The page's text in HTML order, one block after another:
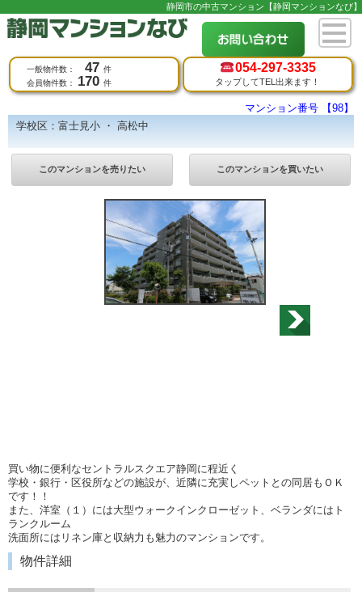
静岡市の中古マンション【静岡マンションなび】
一般物件数： 47 件
会員物件数：
170 件
054-297-3335
タップしてTEL出来ます！
マンション番号 【98】
学校区：富士見小 ・ 高松中
このマンションを売りたい このマンションを買いたい
買い物に便利なセントラルスクエア静岡に程近く
学校・銀行・区役所などの施設が、近隣に充実しペットとの同居もＯＫ
です！！
また、洋室（１）には大型ウォークインクローゼット、ベランダにはト
ランクルーム
洗面所にはリネン庫と収納力も魅力のマンションです。
物件詳細